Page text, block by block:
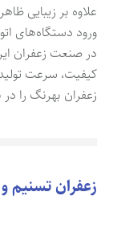
علاوه بر زیبایی
ورود دستگاه‌های
در صنعت زعفران
کیفیت، سرعت
زعفران بهرنگ را
زعفران تسنیم